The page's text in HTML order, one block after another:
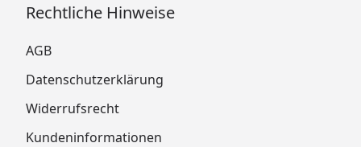
Rechtliche Hinweise
AGB
Datenschutzerklärung
Widerrufsrecht
Kundeninformationen